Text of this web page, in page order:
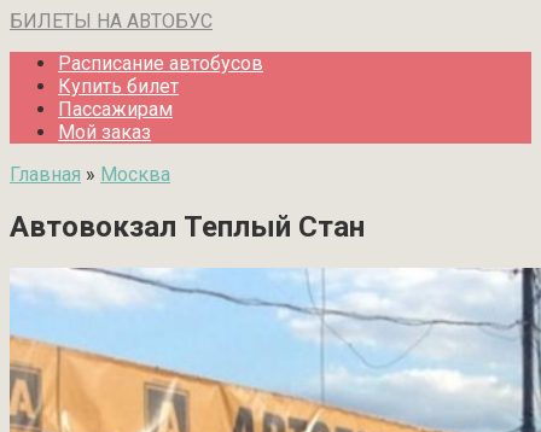
Перейти
контенту
БИЛЕТЫ НА АВТОБУС
Расписание автобусов
Купить билет
Пассажирам
Мой заказ
Главная » Москва
Автовокзал Теплый Стан